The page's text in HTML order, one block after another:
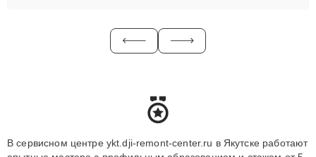
В сервисном центре ykt.dji-remont-center.ru в Якутске работают